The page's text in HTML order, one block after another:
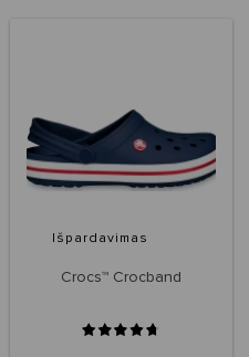
Išpardavimas
Crocs™ Crocband